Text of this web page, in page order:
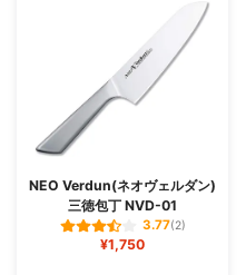
NEO Verdun(ネオヴェルダン)
三徳包丁 NVD-01
3.77(2)
¥1,750